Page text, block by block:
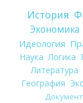
История
Экономика
Идеология
Наука Логика
Литература
География